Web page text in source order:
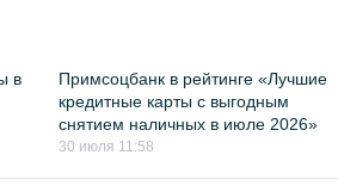
в
Примсоцбанк в рейтинге «Лучшие
кредитные карты с выгодным
снятием наличных в июле 2026»
30 июля 11:58